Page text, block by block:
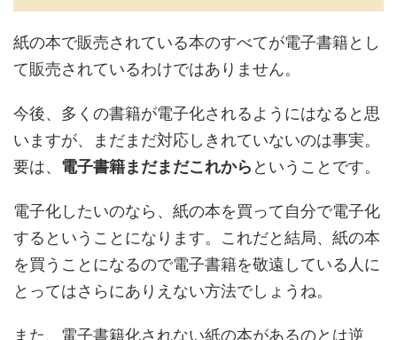
紙の本で販売されている本のすべてが電子書籍とし
て販売されているわけではありません。
今後、多くの書籍が電子化されるようにはなると思
いますが、まだまだ対応しきれていないのは事実。
要は、 電子書籍まだまだこれから ということです。
電子化したいのなら、紙の本を買って自分で電子化
するということになります。これだと結局、紙の本
を買うことになるので電子書籍を敬遠している人に
とってはさらにありえない方法でしょうね。
また、 電子書籍化されない紙の本があるのとは逆